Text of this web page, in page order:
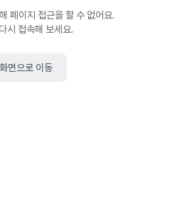
페이지 접근을 할 수 없어요.
시 접속해 보세요.
면으로 이동